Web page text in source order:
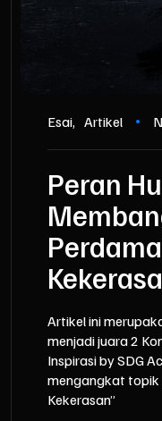
Esai Artikel
Peran
Artikel ini
menjadi juara 2
Inspirasi by SDG
mengangkat topik
Kekerasan”